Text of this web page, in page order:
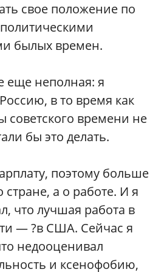
свое положение по
былых времен.
еще неполная: я
в то время как
советского времени не
бы это делать.
поэтому больше
а о работе. И я
что лучшая работа в
— ?в США. Сейчас я
недооценивал
и ксенофобию,